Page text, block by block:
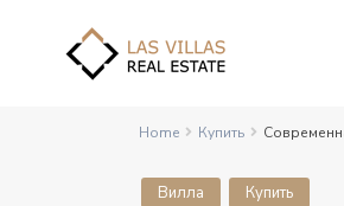
Home Купить
Вилла Купить